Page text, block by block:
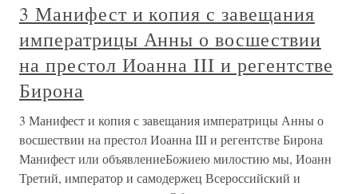
3 Манифест и копия с завещания
императрицы Анны о восшествии
на престол Иоанна III и регентстве
Бирона
3 Манифест и копия с завещания императрицы Анны о
восшествии на престол Иоанна III и регентстве Бирона
Манифест или объявлениеБожиею милостию мы, Иоанн
Третий, император и самодержец Всероссийский и